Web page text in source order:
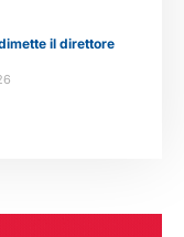
il direttore